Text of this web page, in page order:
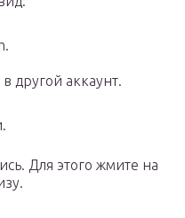
другой аккаунт.
Для этого жмите на